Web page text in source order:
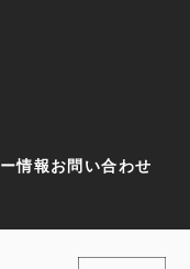
情報 お問い合わせ